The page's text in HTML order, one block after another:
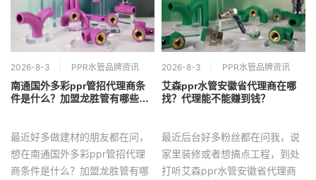
2026-8-3 PPR水管品牌资讯
南通国外多彩ppr管招代理商条
件是什么？加盟龙胜管有哪些优
最近好多做建材的朋友都在问，
想在南通国外多彩ppr管招代理
商条件是什么？加盟龙胜管有哪
2026-8-3 PPR水管品牌资讯
艾森ppr水管安徽省代理商在哪
找？代理能不能赚到钱？
最近后台好多粉丝都在问我，说
家里装修或者想搞点工程，到处
打听艾森ppr水管安徽省代理商